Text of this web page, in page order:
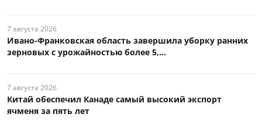
7 августа 2026
Ивано-Франковская область завершила уборку ранних
зерновых с урожайностью более 5,...
7 августа 2026
Китай обеспечил Канаде самый высокий экспорт
ячменя за пять лет